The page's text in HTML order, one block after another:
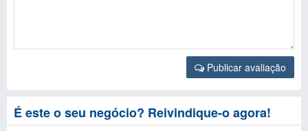
Publicar avaliação
É este o seu negócio? Reivindique-o agora!